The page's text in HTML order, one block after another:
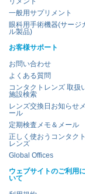
一般用サプリメント
眼科用手術機器(サージ
ル製品)
お客様サポート
お問い合わせ
よくある質問
コンタクトレンズ 取扱
施設検索
レンズ交換日お知らせメ
ール
定期検査メモ＆メール
正しく使おうコンタクト
レンズ
Global Offices
ウェブサイトのご利用
いて